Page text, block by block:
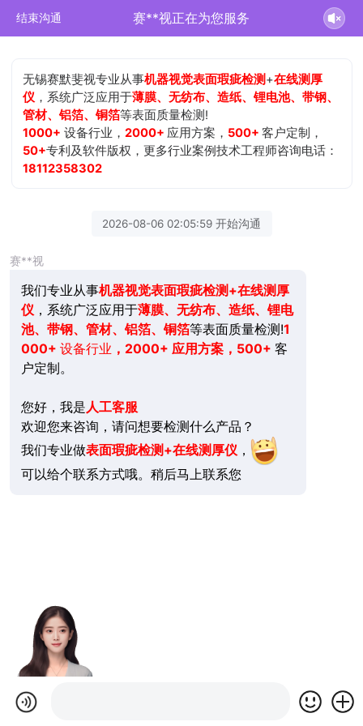
结束沟通 赛**视正在为您服务
无锡赛默斐视专业从事机器视觉表面瑕疵检测 +在线测厚
仪 ，系统广泛应用于薄膜、无纺布、造纸、锂电池、带钢、
管材、铝箔、铜箔等表面质量检测!
1000+ 设备行业，2000+ 应用方案， 500+客户定制，
50+专利及软件版权，更多行业案例技术工程师咨询电话：
18112358302
2026-08-06 02:05:59 开始沟通
赛**视
我们专业从事机器视觉表面瑕疵检测+在线测厚
仪 ，系统广泛应用于薄膜、无纺布、造纸、锂电
池、带钢、管材、铝箔、铜箔等表面质量检测!1
000+ 设备行业 ，2000+ 应用方案，500+ 客
户定制。
您好，我是 人工客服
欢迎您来咨询，请问想要检测什么产品？
我们专业做表面瑕疵检测+在线测厚仪 ，
可以给个联系方式哦。稍后马上联系您